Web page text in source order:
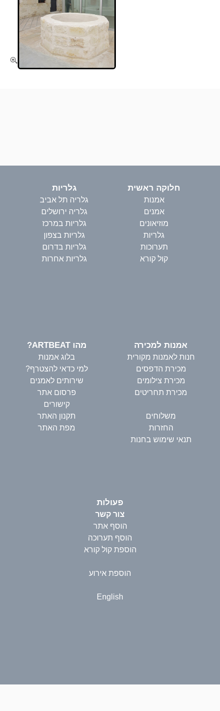
חלוקה ראשית
אמנות
אמנים
מוזיאונים
גלריות
תערוכות
קול קורא
גלריות
גלריה תל אביב
גלריה ירושלים
גלריות במרכז
גלריות בצפון
גלריות בדרום
גלריות אחרות
אמנות למכירה
חנות לאמנות מקורית
מכירת הדפסים
מכירת צילומים
מכירת תחריטים
משלוחים
החזרות
תנאי שימוש בחנות
מהו ARTBEAT?
בלוג אמנות
למי כדאי להצטרף?
שירותים לאמנים
פרסום אתר
קישורים
תקנון האתר
מפת האתר
פעולות
צור קשר
הוסף אתר
הוסף תערוכה
הוספת קול קורא
הוספת אירוע
English